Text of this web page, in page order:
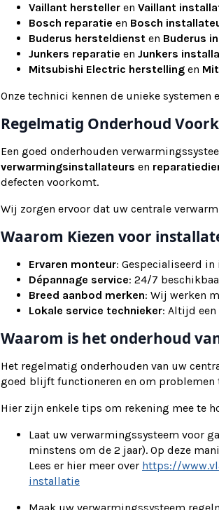
Vaillant hersteller en Vaillant
Bosch reparatie en Bosch
Buderus hersteldienst en Buderus
Junkers reparatie en Junkers
Mitsubishi Electric herstelling en
Onze technici kennen de unieke
Regelmatig Onderhoud
Een goed onderhouden
verwarmingsinstallateurs en
defecten voorkomt.
Wij zorgen ervoor dat uw centrale
Waarom Kiezen voor
Ervaren monteur: Gespecialiseerd
Dépannage service: 24/7
Breed aanbod merken: Wij werken
Lokale service technieker: Altijd
Waarom is het onderhoud
Het regelmatig onderhouden van uw
goed blijft functioneren en om problemen
Hier zijn enkele tips om rekening mee te
Laat uw verwarmingssysteem voor
minstens om de 2 jaar). Op deze
Lees er hier meer over https://
installatie